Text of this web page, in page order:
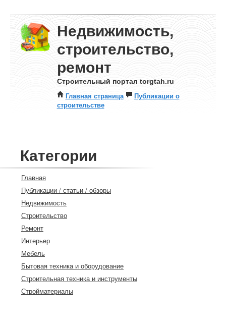
Недвижимость,
строительство,
ремонт
Строительный портал torgtah.ru
Главная страница
Публикации о
строительстве
Категории
Главная
Публикации / статьи / обзоры
Недвижимость
Строительство
Ремонт
Интерьер
Мебель
Бытовая техника и оборудование
Строительная техника и инструменты
Стройматериалы